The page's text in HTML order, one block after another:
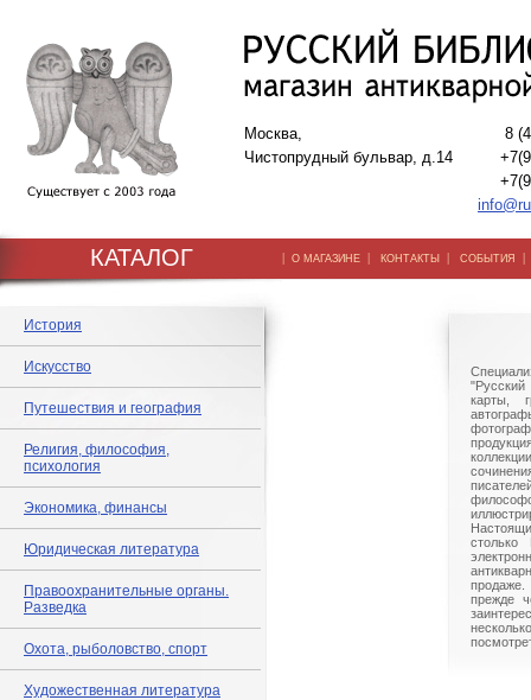
Москва,
Чистопрудный бульвар, д.14
8
КАТАЛОГ | О МАГАЗИНЕ | КОНТАКТЫ | СОБЫТИЯ
История
Искусство
Путешествия и география
Религия, философия,
психология
Экономика, финансы
Юридическая литература
Правоохранительные органы.
Разведка
Охота, рыболовство, спорт
Художественная литература
"Русский
карты,
столько
прежде